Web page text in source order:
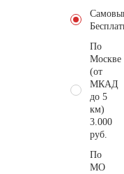
По
Москве
(от
МКАД
до 5
км)
3.000
руб.
По
МО